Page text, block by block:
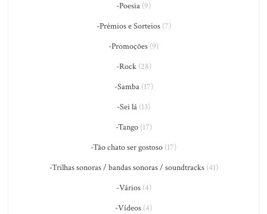
-Poesia (9)
-Prêmios e Sorteios(7)
-Promoções (9)
-Rock(28)
-Samba(17)
-Sei lá (13)
-Tango(17)
-Tão chato ser gostoso (17)
-Trilhas sonoras / bandas sonoras / soundtracks(41)
-Vários(4)
-Vídeos (4)